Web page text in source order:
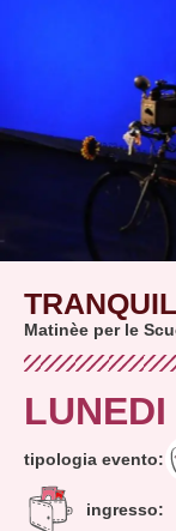
Matinèe per le
tipologia evento:
ingresso: